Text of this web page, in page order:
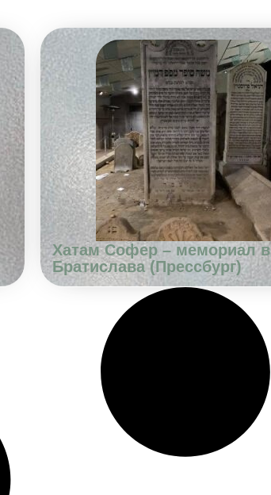
Хатам Софер – мемориал в
Братислава (Прессбург)